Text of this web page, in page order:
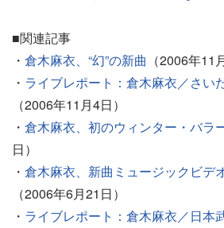
■関連記事
・ 倉木麻衣、“幻”の新曲 （2006年11
・ ライブレポート：倉木麻衣／さい
（2006年11月4日）
・ 倉木麻衣、初のウィンター・バラ
日）
・ 倉木麻衣、新曲ミュージックビデ
（2006年6月21日）
・ ライブレポート：倉木麻衣／日本